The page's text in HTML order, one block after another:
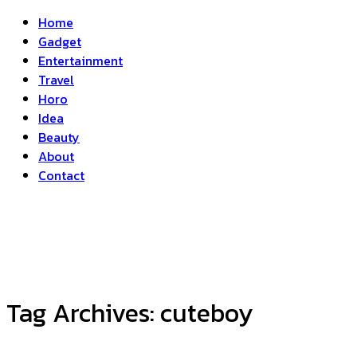
Home
Gadget
Entertainment
Travel
Horo
Idea
Beauty
About
Contact
Tag Archives:cuteboy